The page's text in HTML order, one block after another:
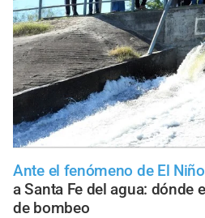
Ante el fenómeno de El Niño
a Santa Fe del agua: dónde
de bombeo